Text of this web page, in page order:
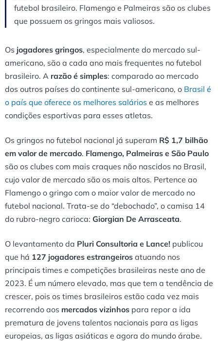
futebol brasileiro. Flamengo e Palmeiras são os clubes
que possuem os gringos mais valiosos.
Os jogadores gringos, especialmente do mercado sul-
americano, são a cada ano mais frequentes no futebol
brasileiro. A razão é simples: comparado ao mercado
dos outros países do continente sul-americano, o Brasil é
o país que oferece os melhores salários e as melhores
condições esportivas para esses atletas.
Os gringos no futebol nacional já superam R$ 1,7 bilhão
em valor de mercado. Flamengo, Palmeiras e São Paulo
são os clubes com mais craques não nascidos no Brasil,
cujo valor de mercado são os mais altos. Pertence ao
Flamengo o gringo com o maior valor de mercado no
futebol nacional. Trata-se do “debochado”, o camisa 14
do rubro-negro carioca: Giorgian De Arrasceata.
O levantamento da Pluri Consultoria e Lance! publicou
que há 127 jogadores estrangeiros atuando nos
principais times e competições brasileiras neste ano de
2023. É um número elevado, mas que tem a tendência de
crescer, pois os times brasileiros estão cada vez mais
recorrendo aos mercados vizinhos para repor a ida
prematura de jovens talentos nacionais para as ligas
europeias, as ligas asiáticas e agora do mundo árabe.